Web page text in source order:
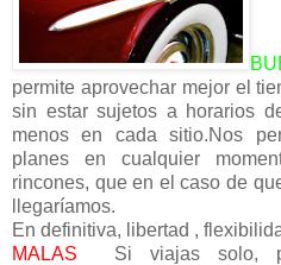
permite aprovechar mejor el
sin estar sujetos a horarios
menos en cada sitio.Nos
planes en cualquier
rincones, que en el caso de
llegaríamos.
En definitiva, libertad ,
MALAS Si viajas solo,